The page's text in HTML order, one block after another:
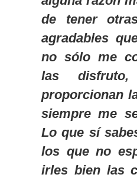
de tener
agradables
no sólo me
las
proporcionan
siempre me
Lo que sí
los que no
irles bien las